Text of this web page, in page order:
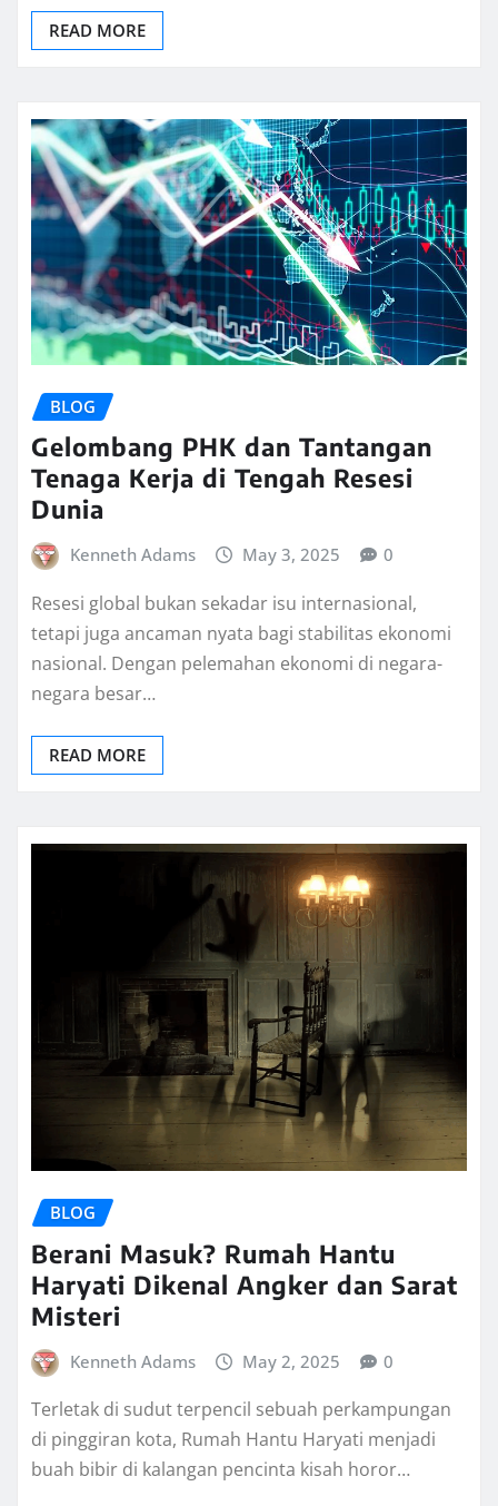
READ MORE
BLOG
Gelombang PHK dan Tantangan
Tenaga Kerja di Tengah Resesi
Dunia
Kenneth Adams May 3, 2025 0
Resesi global bukan sekadar isu internasional,
tetapi juga ancaman nyata bagi stabilitas ekonomi
nasional. Dengan pelemahan ekonomi di negara-
negara besar…
READ MORE
BLOG
Berani Masuk? Rumah Hantu
Haryati Dikenal Angker dan Sarat
Misteri
Kenneth Adams May 2, 2025 0
Terletak di sudut terpencil sebuah perkampungan
di pinggiran kota, Rumah Hantu Haryati menjadi
buah bibir di kalangan pencinta kisah horor…